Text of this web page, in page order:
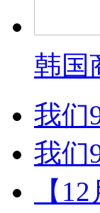
韩国
我们
我们
【